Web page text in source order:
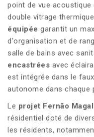
point de vue
double vitrage
équipée garantit un
d'organisation et de
salle de bains avec
encastrées avec
est intégrée dans le
autonome dans chaque
Le projet Fernão
résidentiel doté de
les résidents,